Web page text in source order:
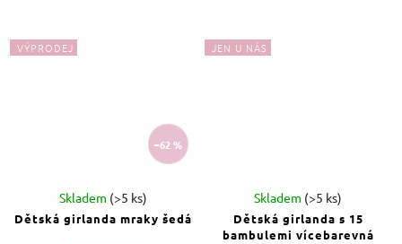
VÝPRODEJ
–62 %
Dětská girlanda mraky šedá
Skladem (>5 ks)
JEN U NÁS
Dětská girlanda s 15
bambulemi vícebarevná
Skladem (>5 ks)